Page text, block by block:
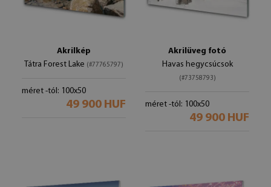
Akrilkép
Tátra Forest Lake (#77765797)
méret -tól: 100x50
49 900 HUF
Akrilüveg fotó
Havas hegycsúcsok
(#73758793)
méret -tól: 100x50
49 900 HUF